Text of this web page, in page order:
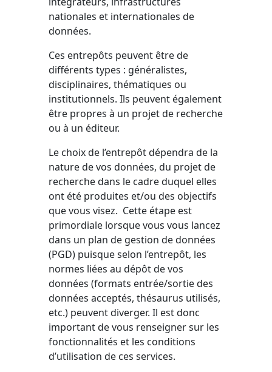
nationales et internationales de
données.
Ces entrepôts peuvent être de
différents types : généralistes,
disciplinaires, thématiques ou
institutionnels. Ils peuvent également
être propres à un projet de recherche
ou à un éditeur.
Le choix de l’entrepôt dépendra de la
nature de vos données, du projet de
recherche dans le cadre duquel elles
ont été produites et/ou des objectifs
que vous visez. Cette étape est
primordiale lorsque vous vous lancez
dans un plan de gestion de données
(PGD) puisque selon l’entrepôt, les
normes liées au dépôt de vos
données (formats entrée/sortie des
données acceptés, thésaurus utilisés,
etc.) peuvent diverger. Il est donc
important de vous renseigner sur les
fonctionnalités et les conditions
d’utilisation de ces services.